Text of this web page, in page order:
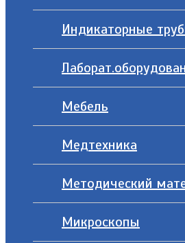
Индикаторные
Мебель
Медтехника
Методический
Микроскопы